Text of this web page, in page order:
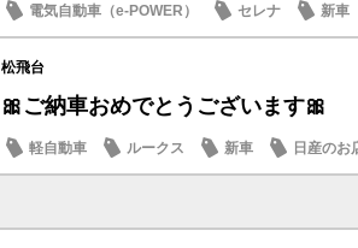
電気自動車（e-POWER） セレナ 新車
松飛台
🎀ご納車おめでとうございます🎀
軽自動車 ルークス 新車 日産のお